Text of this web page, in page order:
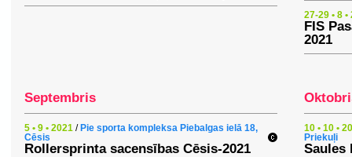
27-29 • 8 •
FIS
2021
Septembris
5 • 9 • 2021 / Pie sporta kompleksa Piebalgas ielā 18,
Cēsis
Rollersprinta sacensības Cēsis-2021
10 • 10 •
Priekuļi
Saules